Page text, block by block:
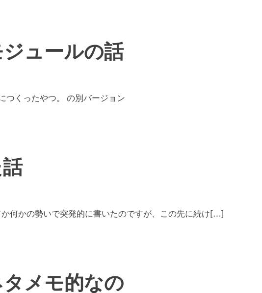
ュールの話
つくったやつ。 の別バージョン
何かの勢いで突発的に書いたのですが、この先に続け[…]
メモ的なの